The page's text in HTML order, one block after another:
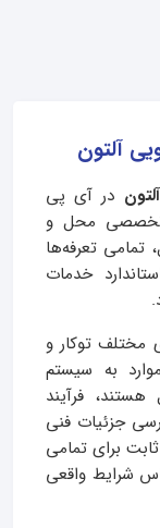
آلتون
در آی‌ پی
تخصصی محل و
تعرفه‌ها
خدمات
مختلف توکار و
به سیستم
فرآیند
جزئیات فنی
برای تمامی
شرایط واقعی